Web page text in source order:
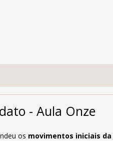
- Aula Onze
os movimentos iniciais